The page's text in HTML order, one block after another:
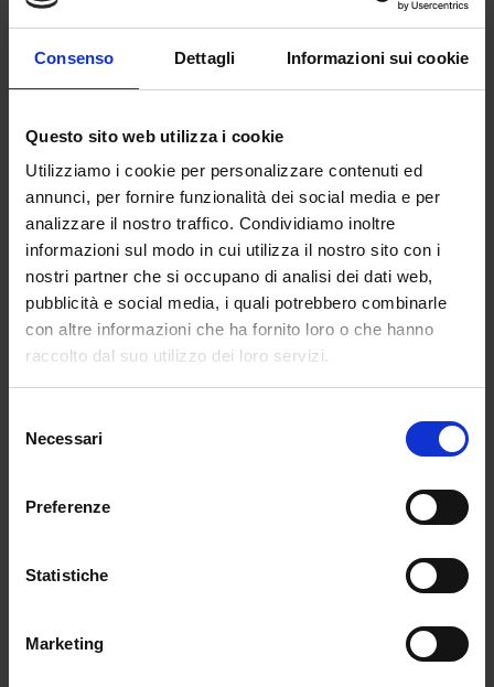
Consenso Dettagli Informazioni sui cookie
Questo sito web utilizza i cookie
Utilizziamo i cookie per personalizzare contenuti ed
annunci, per fornire funzionalità dei social media e per
analizzare il nostro traffico. Condividiamo inoltre
informazioni sul modo in cui utilizza il nostro sito con i
nostri partner che si occupano di analisi dei dati web,
pubblicità e social media, i quali potrebbero combinarle
con altre informazioni che ha fornito loro o che hanno
raccolto dal suo utilizzo dei loro servizi.
delNecessari
Preferenze
Statistiche
Marketing
Professionals) PUNTI 0,60
MOUS (Microsoft Office User Specialist) PUNTI
0,60
CISCO (Cisco System) PUNTI 0,60
PEKIT PUNTI 0,60
EIPASS PUNTI 0,60
EIRSAF (ordinanza n. 3506 del 10 luglio 2017)
EIRSAF Four 0,50
Mediaform E.Q.I.A. (nota Mi DGCASIS prot. n.